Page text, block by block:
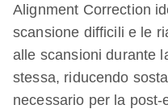
Alignment Correction
scansione difficili e le
alle scansioni durante
stessa, riducendo
necessario per la